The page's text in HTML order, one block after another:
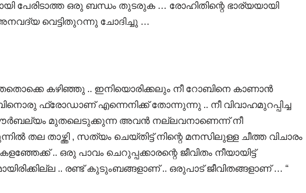
പേരിടാത്ത ഒരു ബന്ധം തുടരുക … രോഹിതിന്റെ ഭാര്യയായി
വെട്ടിതുറന്നു ചോദിച്ചു …
കഴിഞ്ഞു .. ഇനിയൊരിക്കലും നീ റോബിനെ കാണാൻ
ഫ്രോഡാണ് എന്നെനിക്ക് തോന്നുന്നു .. നീ വിവാഹമുറപ്പിച്ച
ദൗർബല്യം മുതലെടുക്കുന്ന അവൻ നല്ലവനാണെന്ന് നീ
താഴ്ത്തി , സത്യം ചെയ്തിട്ട് നിന്റെ മനസിലുള്ള ചീത്ത വിചാരം
.. ഒരു പാവം ചെറുപ്പക്കാരന്റെ ജീവിതം നീയായിട്ട്
.. രണ്ട് കുടുംബങ്ങളാണ് .. ഒരുപാട് ജീവിതങ്ങളാണ് … “